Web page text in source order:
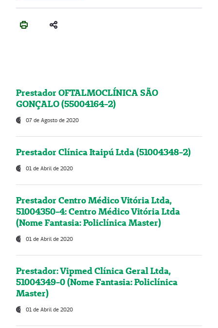
Prestador OFTALMOCLÍNICA SÃO
GONÇALO (55004164-2)
07 de Agosto de 2020
Prestador Clínica Itaipú Ltda (51004348-2)
01 de Abril de 2020
Prestador Centro Médico Vitória Ltda,
51004350-4: Centro Médico Vitória Ltda
(Nome Fantasia: Policlínica Master)
01 de Abril de 2020
Prestador: Vipmed Clínica Geral Ltda,
51004349-0 (Nome Fantasia: Policlínica
Master)
01 de Abril de 2020